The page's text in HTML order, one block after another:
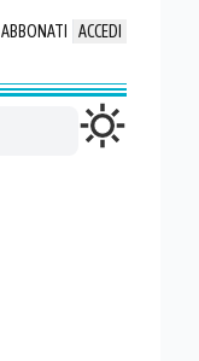
ABBONATI ACCEDI